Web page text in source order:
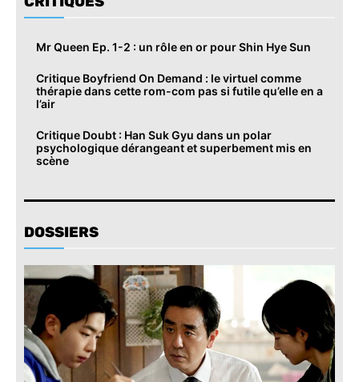
Mr Queen Ep. 1-2 : un rôle en or pour Shin Hye Sun
Critique Boyfriend On Demand : le virtuel comme
thérapie dans cette rom-com pas si futile qu’elle en a
l’air
Critique Doubt : Han Suk Gyu dans un polar
psychologique dérangeant et superbement mis en
scène
DOSSIERS